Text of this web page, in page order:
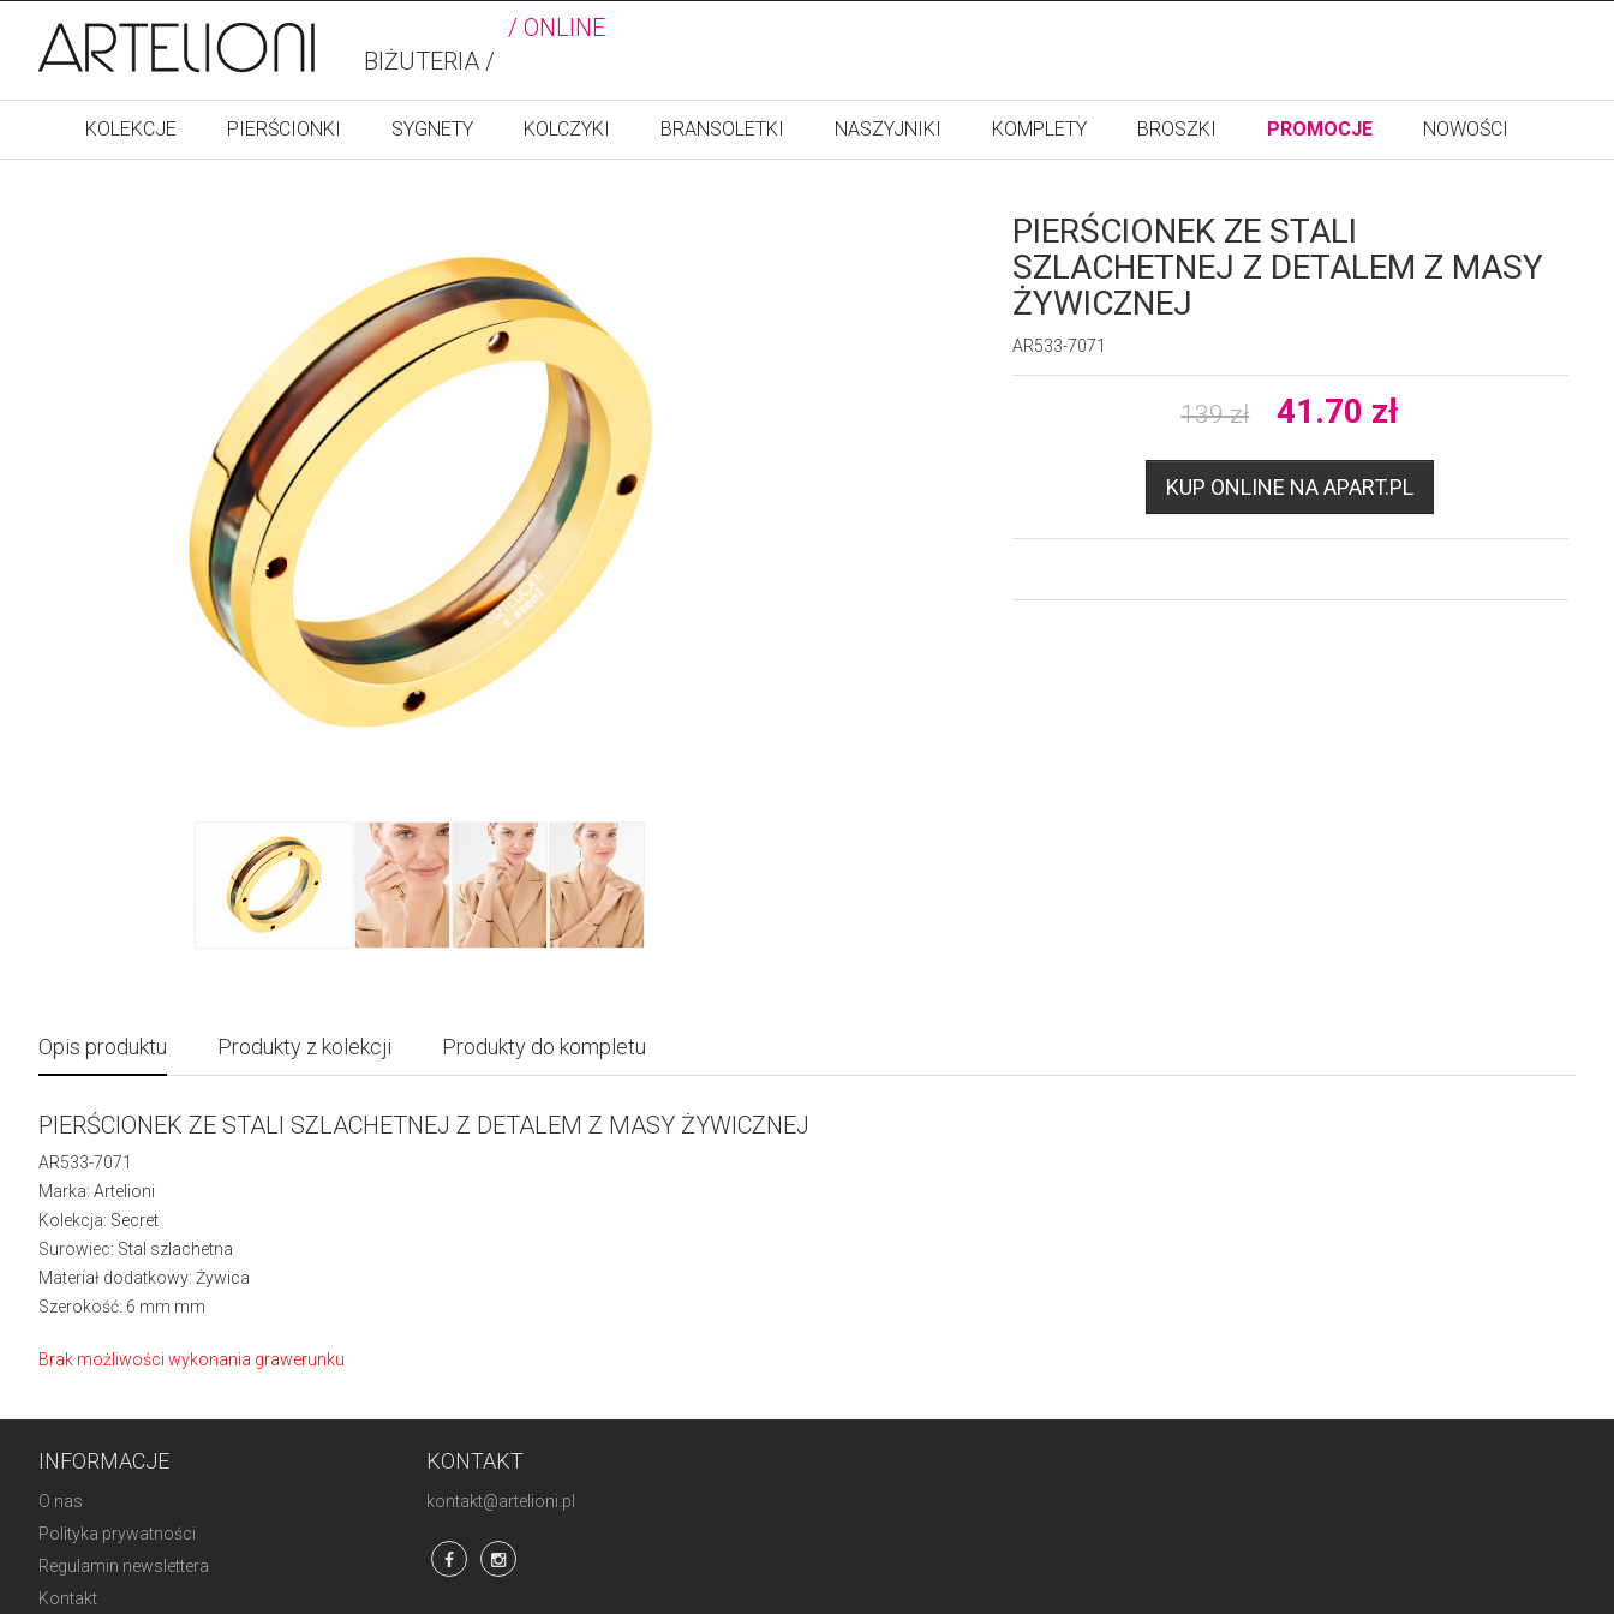
/ ONLINE
BIŻUTERIA /
KOLEKCJE PIERŚCIONKI SYGNETY KOLCZYKI BRANSOLETKI NASZYJNIKI KOMPLETY BROSZKI PROMOCJE NOWOŚCI
PIERŚCIONEK ZE STALI
SZLACHETNEJ Z DETALEM Z MASY
ŻYWICZNEJ
AR533-7071
139 zł 41.70 zł
KUP ONLINE NA APART.PL
Opis produktu Produkty z kolekcji Produkty do kompletu
PIERŚCIONEK ZE STALI SZLACHETNEJ Z DETALEM Z MASY ŻYWICZNEJ
AR533-7071
Marka: Artelioni
Kolekcja: Secret
Surowiec: Stal szlachetna
Materiał dodatkowy: Żywica
Szerokość: 6 mm mm
Brak możliwości wykonania grawerunku
INFORMACJE
O nas
Polityka prywatności
Regulamin newslettera
Kontakt
KONTAKT
kontakt@artelioni.pl